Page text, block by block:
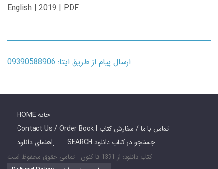
English | 2019 | PDF
ارسال پیام از طریق ایتا: 09390588906
HOME خانه
Contact Us / Order Book | تماس با ما / سفارش کتاب
راهنمای دانلود
SEARCH جستجو در کتاب دانلود
کتاب دانلود: از 1391 تا کنون - تمامی حقوق محفوظ است